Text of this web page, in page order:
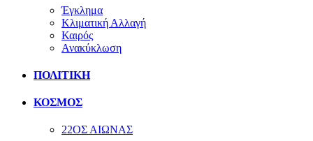
Έγκλημα
Κλιματική Αλλαγή
Καιρός
Ανακύκλωση
ΠΟΛΙΤΙΚΗ
ΚΟΣΜΟΣ
22ΟΣ ΑΙΩΝΑΣ